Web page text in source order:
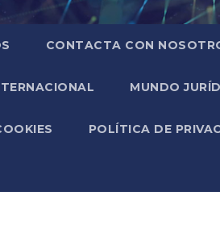
CONTACTA CON
MUNDO
POLÍTICA DE